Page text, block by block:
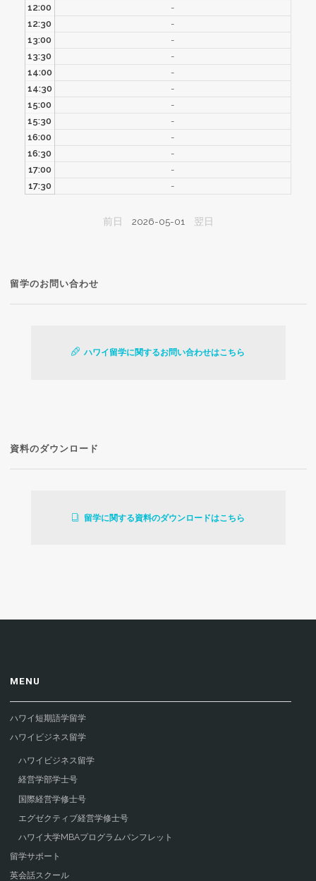
12:00
-
12:30
-
13:00
-
13:30
-
14:00
-
14:30
-
15:00
-
15:30
-
16:00
-
16:30
-
17:00
-
17:30
-
前日 2026-05-01 翌日
留学のお問い合わせ
ハワイ留学に関するお問い合わせはこちら
資料のダウンロード
留学に関する資料のダウンロードはこちら
MENU
ハワイ短期語学留学
ハワイビジネス留学
ハワイビジネス留学
経営学部学士号
国際経営学修士号
エグゼクティブ経営学修士号
ハワイ大学MBAプログラムパンフレット
留学サポート
英会話スクール